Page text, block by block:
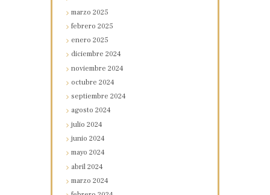
marzo2025
febrero2025
enero2025
diciembre2024
noviembre2024
octubre2024
septiembre2024
agosto2024
julio2024
junio2024
mayo2024
abril2024
marzo2024